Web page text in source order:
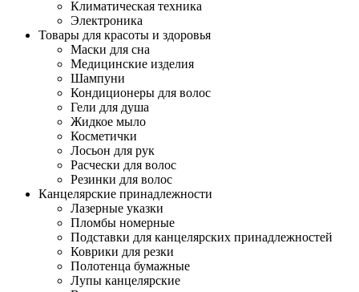
Климатическая техника
Электроника
Товары для красоты и здоровья
Маски для сна
Медицинские изделия
Шампуни
Кондиционеры для волос
Гели для душа
Жидкое мыло
Косметички
Лосьон для рук
Расчески для волос
Резинки для волос
Канцелярские принадлежности
Лазерные указки
Пломбы номерные
Подставки для канцелярских принадлежностей
Коврики для резки
Полотенца бумажные
Лупы канцелярские